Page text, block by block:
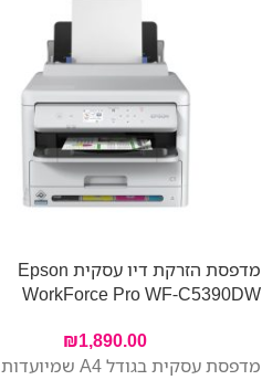
מדפסת הזרקת דיו עסקית Epson
WorkForce Pro WF-C5390DW
₪1,890.00
מדפסת עסקית בגודל A4 שמיועדות